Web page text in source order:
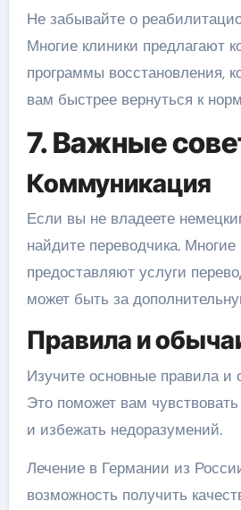
Не забывайте о
Многие клиники предлагают
программы восстановления,
вам быстрее вернуться к
7. Важные
Коммуникация
Если вы не владеете
найдите переводчика. Многие
предоставляют услуги
может быть за
Правила и
Изучите основные правила и
Это поможет вам
и избежать недоразумений.
Лечение в Германии из
возможность получить